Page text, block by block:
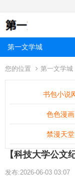
第一文学城
您的位置 第一文学城
书包小说
色色漫画
禁漫天堂
【科技大学公文
发布:2026-06-03 03:07